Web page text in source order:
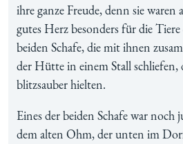
ihre ganze Freude, denn sie
gutes Herz besonders für die
beiden Schafe, die mit ihnen
der Hütte in einem Stall schliefen,
blitzsauber hielten.
Eines der beiden Schafe war noch
dem alten Ohm, der unten im